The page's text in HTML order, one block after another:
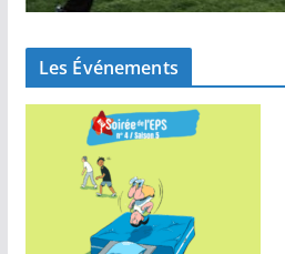
Les Événements